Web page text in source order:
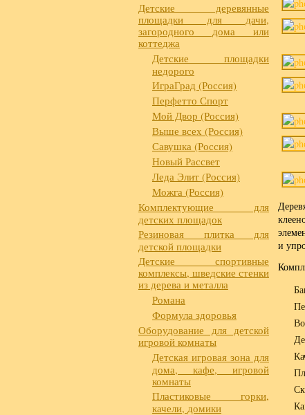
Детские деревянные
площадки для дачи,
загородного дома или
коттеджа
Детские площадки
недорого
ИграГрад (Россия)
Перфетто Спорт
Мой Двор (Россия)
Выше всех (Россия)
Савушка (Россия)
Новый Рассвет
Леда Элит (Россия)
Можга (Россия)
Комплектующие для
детских площадок
Резиновая плитка для
детской площадки
Детские спортивные
комплексы, шведские стенки
из дерева и металла
Романа
Формула здоровья
Оборудование для детской
игровой комнаты
Детская игровая зона для
дома, кафе, игровой
комнаты
Пластиковые горки,
качели, домики
и